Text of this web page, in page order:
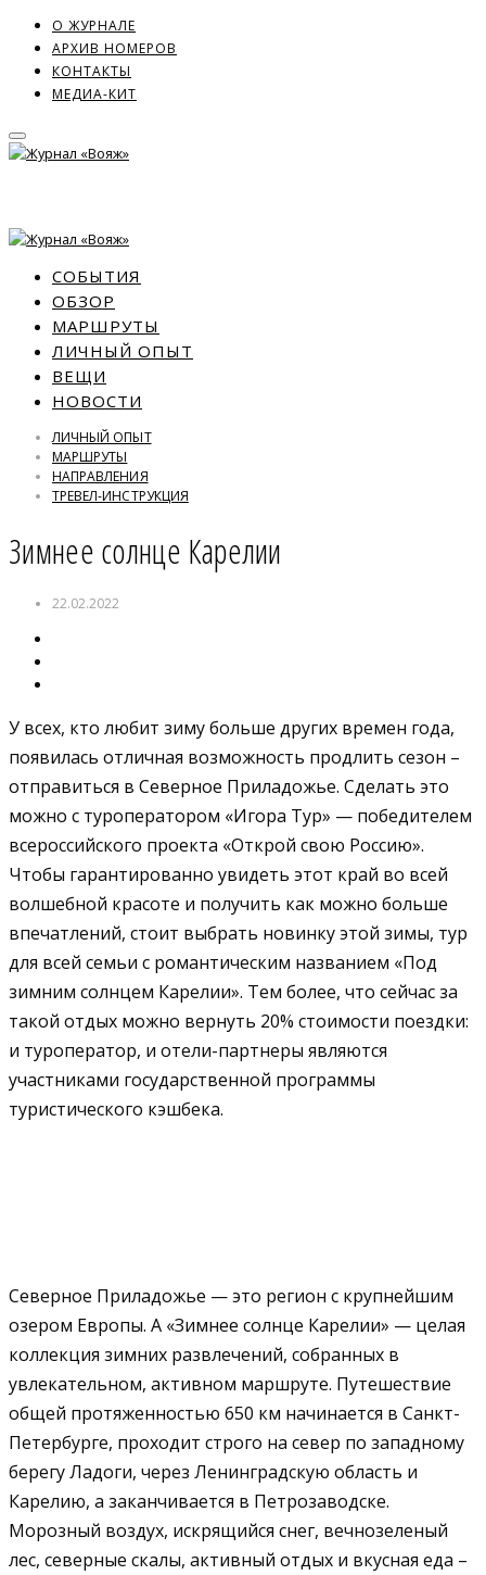
О ЖУРНАЛЕ
АРХИВ НОМЕРОВ
КОНТАКТЫ
МЕДИА-КИТ
СОБЫТИЯ
ОБЗОР
МАРШРУТЫ
ЛИЧНЫЙ ОПЫТ
ВЕЩИ
НОВОСТИ
ЛИЧНЫЙ ОПЫТ
МАРШРУТЫ
НАПРАВЛЕНИЯ
ТРЕВЕЛ-ИНСТРУКЦИЯ
Зимнее солнце Карелии
22.02.2022
У всех, кто любит зиму больше других времен года,
появилась отличная возможность продлить сезон –
отправиться в Северное Приладожье. Сделать это
можно с туроператором «Игора Тур» — победителем
всероссийского проекта «Открой свою Россию».
Чтобы гарантированно увидеть этот край во всей
волшебной красоте и получить как можно больше
впечатлений, стоит выбрать новинку этой зимы, тур
для всей семьи с романтическим названием «Под
зимним солнцем Карелии». Тем более, что сейчас за
такой отдых можно вернуть 20% стоимости поездки:
и туроператор, и отели-партнеры являются
участниками государственной программы
туристического кэшбека.
Северное Приладожье — это регион с крупнейшим
озером Европы. А «Зимнее солнце Карелии» — целая
коллекция зимних развлечений, собранных в
увлекательном, активном маршруте. Путешествие
общей протяженностью 650 км начинается в Санкт-
Петербурге, проходит строго на север по западному
берегу Ладоги, через Ленинградскую область и
Карелию, а заканчивается в Петрозаводске.
Морозный воздух, искрящийся снег, вечнозеленый
лес, северные скалы, активный отдых и вкусная еда –